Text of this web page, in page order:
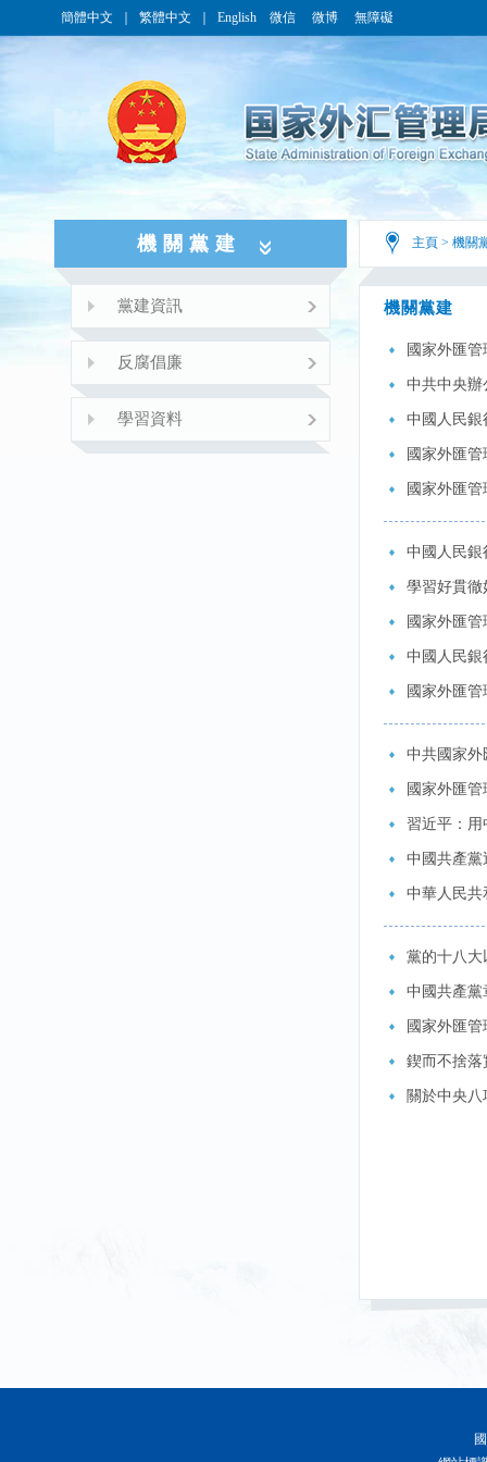
簡體中文 繁體中文 English 微信 微博 無障礙
機關黨建
黨建資訊
反腐倡廉
學習資料
主頁 > 機關
機關黨建
國家外匯
中共中央辦
中國人民銀
國家外匯
國家外匯
中國人民銀
學習好貫徹
國家外匯
中國人民銀
國家外匯
中共國家外
國家外匯
習近平：
中國共產黨
中華人民共
黨的十八大
中國共產黨
國家外匯
鍥而不捨落
關於中央